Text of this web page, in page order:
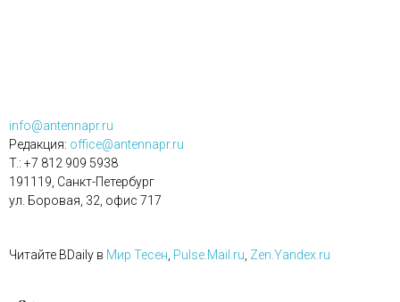
info@antennapr.ru
Редакция: office@antennapr.ru
T.: +7 812 909 5938
191119, Санкт-Петербург
ул. Боровая, 32, офис 717
Читайте BDaily в Мир Тесен Pulse.Mail.ru Zen.Yandex.ru